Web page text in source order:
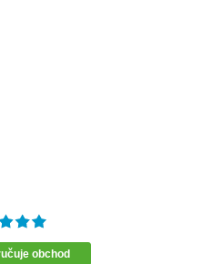
obchod